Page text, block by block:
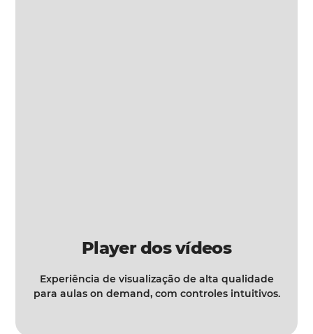
Player dos vídeos
Experiência de visualização de alta qualidade
para aulas on demand, com controles intuitivos.